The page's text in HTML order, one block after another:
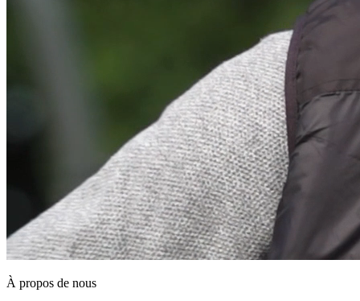
À propos de nous